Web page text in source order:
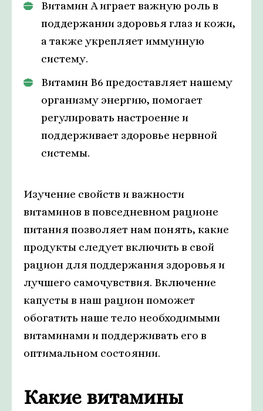
Витамин А играет важную роль в
поддержании здоровья глаз и кожи,
а также укрепляет иммунную
систему.
Витамин В6 предоставляет нашему
организму энергию, помогает
регулировать настроение и
поддерживает здоровье нервной
системы.
Изучение свойств и важности
витаминов в повседневном рационе
питания позволяет нам понять, какие
продукты следует включить в свой
рацион для поддержания здоровья и
лучшего самочувствия. Включение
капусты в наш рацион поможет
обогатить наше тело необходимыми
витаминами и поддерживать его в
оптимальном состоянии.
Какие витамины